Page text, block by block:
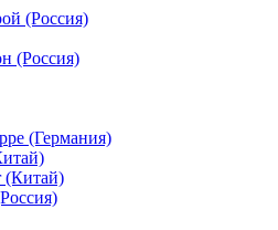
(Россия)
(Россия)
(Германия)
(Китай)